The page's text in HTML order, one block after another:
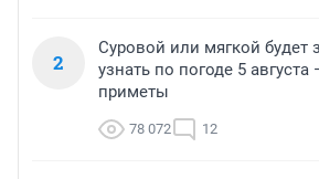
2
Суровой или мягкой будет
узнать по погоде 5
приметы
78 072 12